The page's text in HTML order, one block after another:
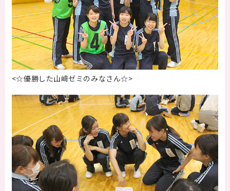
<☆優勝した山﨑ゼミのみなさん☆>